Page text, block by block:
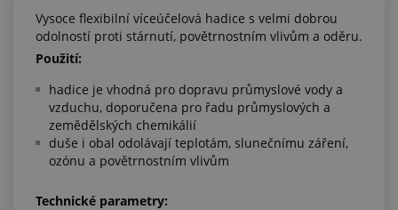
Vysoce flexibilní víceúčelová hadice s velmi dobrou
odolností proti stárnutí, povětrnostním vlivům a oděru.
Použití:
hadice je vhodná pro dopravu průmyslové vody a
vzduchu, doporučena pro řadu průmyslových a
zemědělských chemikálií
duše i obal odolávají teplotám, slunečnímu záření,
ozónu a povětrnostním vlivům
Technické parametry: